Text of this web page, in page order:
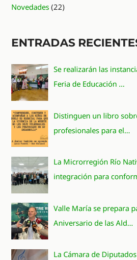
Novedades (22)
ENTRADAS
Se realizarán las
Feria de Educación …
Distinguen un libro
profesionales para el…
La Microrregión Río
integración para
Valle María se prepara
Aniversario de las Ald…
La Cámara de